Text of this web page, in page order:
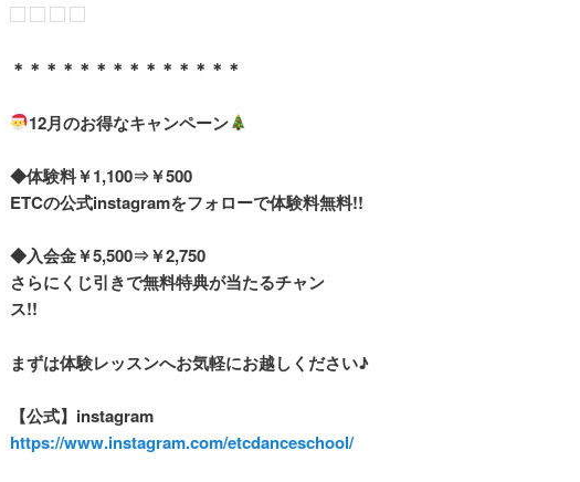
＊＊＊＊＊＊＊＊＊＊＊＊＊＊
12月のお得なキャンペーン
◆体験料￥1,100⇒￥500
ETCの公式instagramをフォローで体験料無料!!
◆入会金￥5,500⇒￥2,750
さらにくじ引きで無料特典が当たるチャン
ス!!
まずは体験レッスンへお気軽にお越しください♪
【公式】instagram
https://www.instagram.com/etcdanceschool/